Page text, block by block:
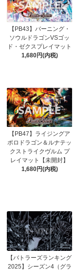
【PB43】バーニング・
ソウルドラゴンVSゴッ
ド・ゼクスプレイマット
1,680円(内税)
【PB47】ライジングア
ポロドラゴン＆ルナテッ
クストライクヴルム プ
レイマット【未開封】
1,680円(内税)
【バトラーズランキング
2025】シーズン4（グラ